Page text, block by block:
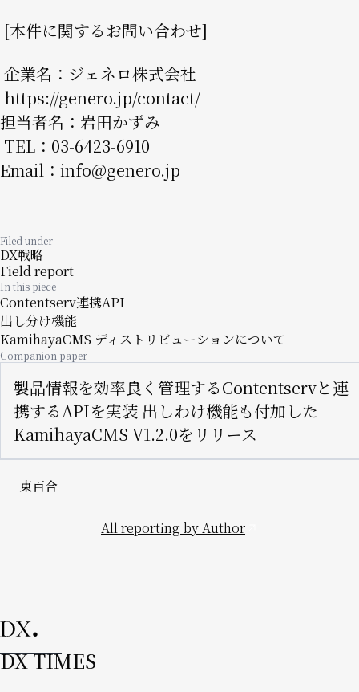
Filed under
DX戦略
Field report
In this piece
Contentserv連携API
出し分け機能
KamihayaCMS ディストリビューションについて
Companion paper
製品情報を効率良く管理するContentservと連
携するAPIを実装 出しわけ機能も付加した
KamihayaCMS V1.2.0をリリース
[本件に関するお問い合わせ]
企業名：ジェネロ株式会社
https://genero.jp/contact/
担当者名：岩田かずみ
TEL：03-6423-6910
Email： info@genero.jp
東百合
All reporting by Author
DX TIMES